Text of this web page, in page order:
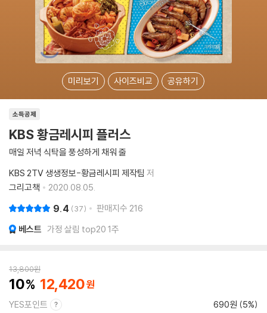
미리보기 사이즈비교 공유하기
소득공제
KBS 황금레시피 플러스
매일 저녁 식탁을 풍성하게 채워 줄
KBS 2TV 생생정보-황금레시피 제작팀 저
그리고책
2020.08.05.
9.4 37 판매지수 216
베스트 가정 살림 top20 1주
13,800원
10 12,420
YES포인트 690원 (5%)